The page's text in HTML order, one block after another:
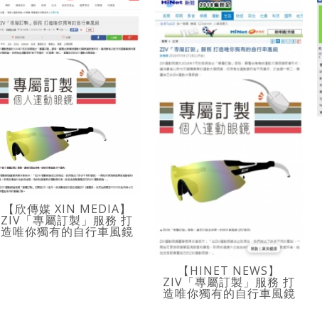
【欣傳媒 XIN MEDIA】
ZIV「專屬訂製」服務 打
造唯你獨有的自行車風鏡
【HINET NEWS】
ZIV「專屬訂製」服務 打
造唯你獨有的自行車風鏡